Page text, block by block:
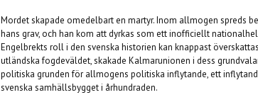
Mordet skapade omedelbart en martyr. Inom allmogen spreds
hans grav, och han kom att dyrkas som ett inofficiellt
Engelbrekts roll i den svenska historien kan knappast
utländska fogdeväldet, skakade Kalmarunionen i dess
politiska grunden för allmogens politiska inflytande, ett
svenska samhällsbygget i århundraden.